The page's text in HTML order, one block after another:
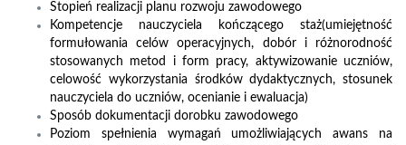
Stopień realizacji planu rozwoju zawodowego
Kompetencje nauczyciela kończącego staż(umiejętność
formułowania celów operacyjnych, dobór i różnorodność
stosowanych metod i form pracy, aktywizowanie uczniów,
celowość wykorzystania środków dydaktycznych, stosunek
nauczyciela do uczniów, ocenianie i ewaluacja)
Sposób dokumentacji dorobku zawodowego
Poziom spełnienia wymagań umożliwiających awans na